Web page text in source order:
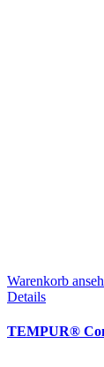
Warenkorb
Details
TEMPUR®